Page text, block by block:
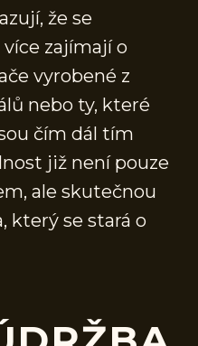
že se
zajímají o
vyrobené z
nebo ty, které
čím dál tím
již není pouze
ale skutečnou
který se stará o